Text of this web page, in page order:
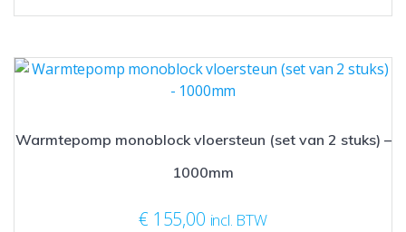
Warmtepomp monoblock vloersteun (set van 2 stuks) –
1000mm
€ 155,00 incl. BTW